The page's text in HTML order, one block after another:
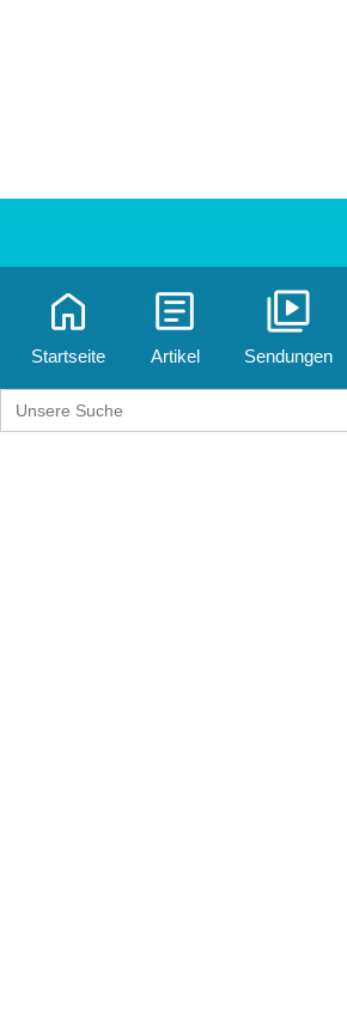
home
Startseite
article
Artikel
video_library
Sendungen
Search
for: